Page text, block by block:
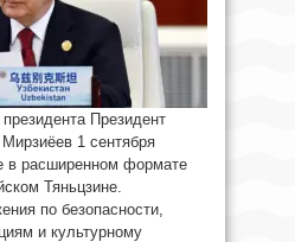
Президент
1 сентября
в расширенном формате
Тяньцзине.
по безопасности,
и культурному